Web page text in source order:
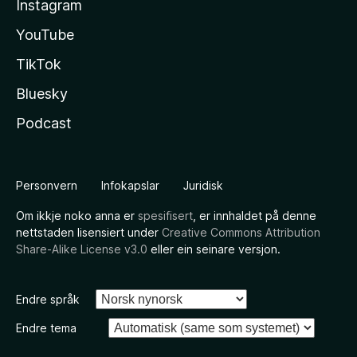
Instagram
YouTube
TikTok
Bluesky
Podcast
Personvern Infokapslar Juridisk
Om ikkje noko anna er spesifisert , er innhaldet på denne
nettstaden lisensiert under Creative Commons Attribution
Share-Alike License v3.0 eller ein seinare versjon.
Endre språk
Endre tema